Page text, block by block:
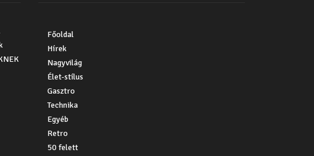
Főoldal
Hírek
Nagyvilág
Élet-stílus
Gasztro
Technika
Egyéb
Retro
50 felett